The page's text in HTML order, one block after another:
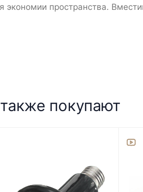
экономии пространства.
покупают